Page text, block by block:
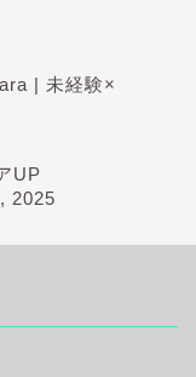
| 未経験×
UP
2025